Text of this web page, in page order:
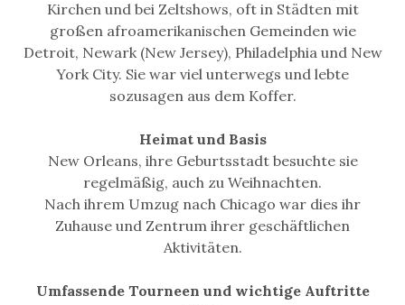
Kirchen und bei Zeltshows, oft in Städten mit
großen afroamerikanischen Gemeinden wie
Detroit, Newark (New Jersey), Philadelphia und New
York City. Sie war viel unterwegs und lebte
sozusagen aus dem Koffer.
Heimat und Basis
New Orleans, ihre Geburtsstadt besuchte sie
regelmäßig, auch zu Weihnachten.
Nach ihrem Umzug nach Chicago war dies ihr
Zuhause und Zentrum ihrer geschäftlichen
Aktivitäten.
Umfassende Tourneen und wichtige Auftritte